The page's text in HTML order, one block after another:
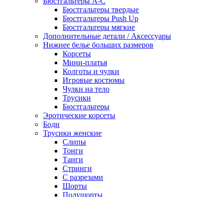
Бюстгальтеры твердые
Бюстгальтеры Push Up
Бюстгальтеры мягкие
Дополнительные детали / Аксессуары
Нижнее белье больших размеров
Корсеты
Мини-платья
Колготы и чулки
Игровые костюмы
Чулки на тело
Трусики
Бюстгальтеры
Эротические корсеты
Боди
Трусики женские
Слипы
Тонги
Танги
Стринги
С разрезами
Шорты
Полушорты